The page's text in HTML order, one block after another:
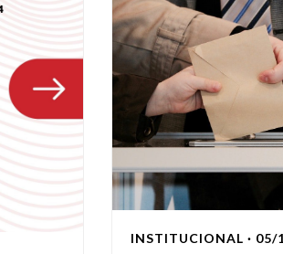
INSTITUCIONAL · 05/